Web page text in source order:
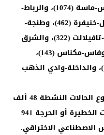
ومراكش-آسفي (1638)، وسوس-ماسة (1074)، والرباط-
سلا-القنيطرة (632)، وبني ملال-خنيفرة (462)، وطنجة-
تطوان-الحسيمة (673)، ودرعة-تافيلالت (322)، والشرق
(301)، وكلميم-واد نون (208)، وفاس-مكناس (143)،
والعيون-الساقية الحمراء (158)، والداخلة-وادي الذهب
وبحسب النشرة، فقد بلغ مجموع الحالات النشطة 48 ألف
و859 حالة فيما بلغ عدد الحالات الخطيرة أو الحرجة 941